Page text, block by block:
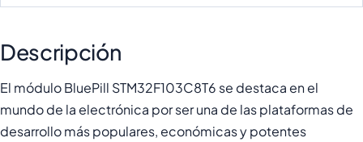
Descripción
El módulo BluePill STM32F103C8T6 se destaca en el
mundo de la electrónica por ser una de las plataformas de
desarrollo más populares, económicas y potentes